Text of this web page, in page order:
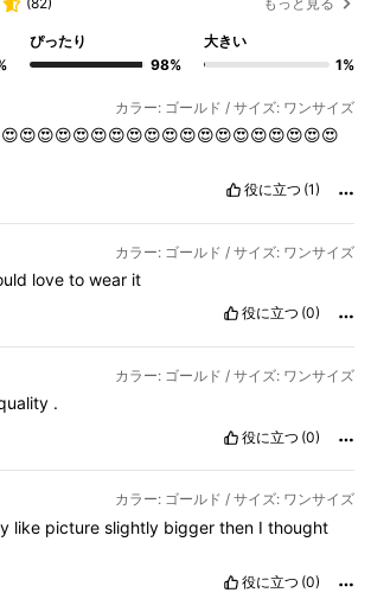
ぴったり
98%
大きい
1%
カラー: ゴールド / サイズ: ワンサイズ
役に立つ (1)
カラー: ゴールド / サイズ: ワンサイズ
love to wear it
役に立つ (0)
カラー: ゴールド / サイズ: ワンサイズ
.
役に立つ (0)
カラー: ゴールド / サイズ: ワンサイズ
like picture slightly bigger then I thought
役に立つ (0)